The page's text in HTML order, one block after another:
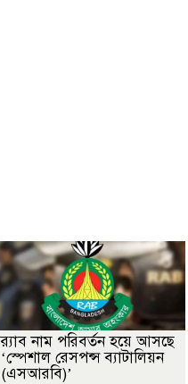
র‌্যাব নাম পরিবর্তন হয়ে আসছে
‘স্পেশাল রেসপন্স ব্যাটালিয়ন
(এসআরবি)’